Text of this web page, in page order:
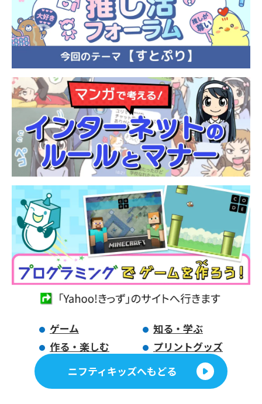
ゲーム
知る・学ぶ
作る・楽しむ
プリントグッズ
ニフティキッズへもどる